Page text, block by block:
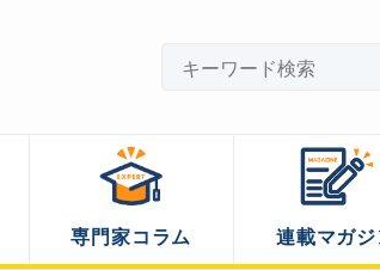
専門家コラム 連載マガ